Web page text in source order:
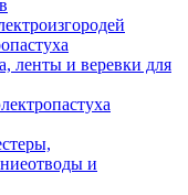
ленты и веревки для
и